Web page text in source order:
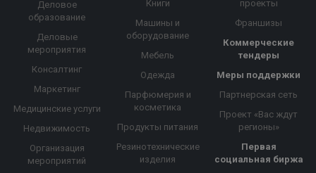
Деловое
образование
Деловые
мероприятия
Консалтинг
Маркетинг
Медицинские услуги
Недвижимость
Организация
мероприятий
Книги
Машины и
оборудование
Мебель
Одежда
Парфюмерия и
косметика
Продукты питания
Резинотехнические
изделия
проекты
Франшизы
Коммерческие
тендеры
Меры поддержки
Партнерская сеть
Проект «Вас ждут
регионы»
Первая
социальная биржа